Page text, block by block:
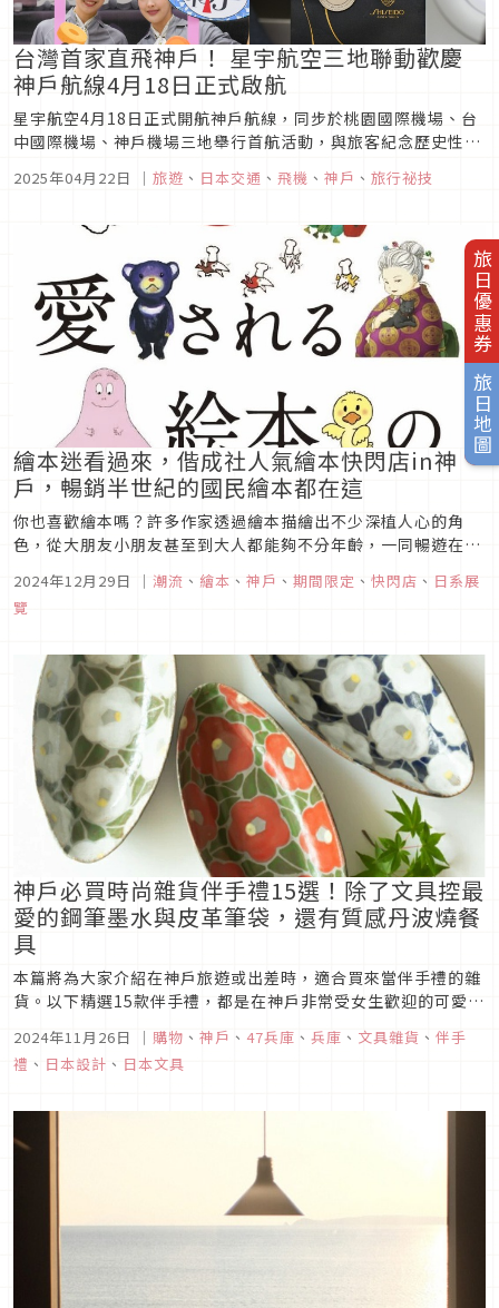
旅日優惠券
旅日地圖
台灣首家直飛神戶！ 星宇航空三地聯動歡慶
神戶航線4月18日正式啟航
星宇航空4月18日正式開航神戶航線，同步於桃園國際機場、台
中國際機場、神戶機場三地舉行首航活動，與旅客紀念歷史性的
09:30順利抵達，成為首班飛抵神戶的國籍航空公司，也是神戶
2025年04月22日 ｜ 旅遊 、 日本交通 、 飛機 、 神戶 、 旅行祕技
繪本迷看過來，偕成社人氣繪本快閃店in神
戶，暢銷半世紀的國民繪本都在這
你也喜歡繪本嗎？許多作家透過繪本描繪出不少深植人心的角
色，從大朋友小朋友甚至到大人都能夠不分年齡，一同暢遊在繪
社」所舉辦的繪本快閃店，喜愛繪本的朋友可別錯過！
2024年12月29日 ｜ 潮流 、 繪本 、 神戶 、 期間限定 、 快閃店 、 日系展
覽
神戶必買時尚雜貨伴手禮15選！除了文具控最
愛的鋼筆墨水與皮革筆袋，還有質感丹波燒餐
具
本篇將為大家介紹在神戶旅遊或出差時，適合買來當伴手禮的雜
貨。以下精選15款伴手禮，都是在神戶非常受女生歡迎的可愛雜
貨。如果你接下來有造訪神戶的計畫，請務必參考看看喔！
2024年11月26日 ｜ 購物 、 神戶 、 47兵庫 、 兵庫 、 文具雜貨 、 伴手
禮 、 日本設計 、 日本文具